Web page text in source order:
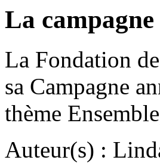
La
La Fondation
sa Campagne
thème
Auteur(s) :